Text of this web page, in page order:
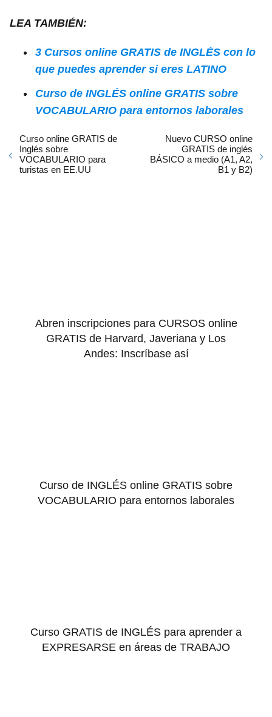
LEA TAMBIÉN:
3 Cursos online GRATIS de INGLÉS con lo
que puedes aprender si eres LATINO
Curso de INGLÉS online GRATIS sobre
VOCABULARIO para entornos laborales
Curso online GRATIS de
Inglés sobre
VOCABULARIO para
turistas en EE.UU
Nuevo CURSO online
GRATIS de inglés
BÁSICO a medio (A1, A2,
B1 y B2)
Abren inscripciones para CURSOS online
GRATIS de Harvard, Javeriana y Los
Andes: Inscríbase así
Curso de INGLÉS online GRATIS sobre
VOCABULARIO para entornos laborales
Curso GRATIS de INGLÉS para aprender a
EXPRESARSE en áreas de TRABAJO